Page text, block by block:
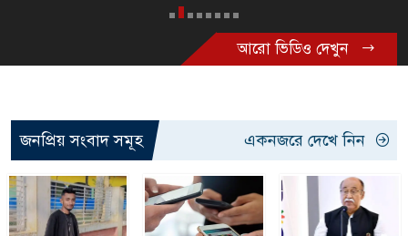
আরো ভিডিও দেখুন
জনপ্রিয় সংবাদ সমূহ একনজরে দেখে নিন